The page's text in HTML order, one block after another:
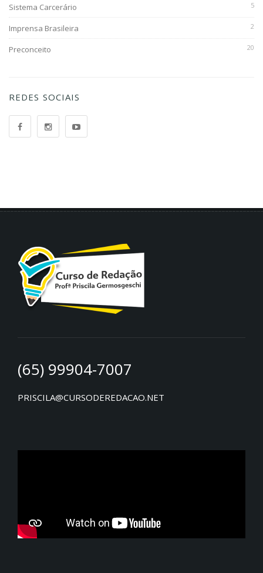
Sistema Carcerário 5
Imprensa Brasileira 2
Preconceito 20
REDES SOCIAIS
(65) 99904-7007
PRISCILA@CURSODEREDACAO.NET